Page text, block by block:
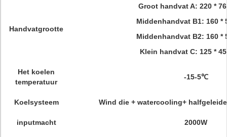
Handvatgrootte
Groot handvat A: 220 *
Middenhandvat B1: 160 *
Middenhandvat B2: 160 *
Klein handvat C: 125 *
Het koelen
temperatuur
-15-5℃
Koelsysteem Wind die + watercooling+
inputmacht 2000W